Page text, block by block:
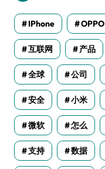
IPhone OPPO
互联网 产品
全球 公司
安全 小米
微软 怎么
支持 数据